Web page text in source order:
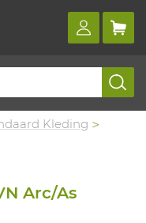
Kleding
Arc/As